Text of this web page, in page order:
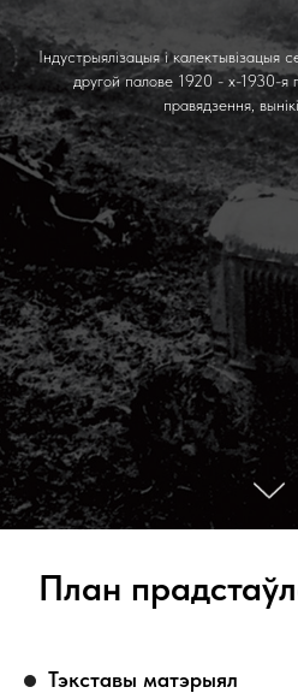
Індустрыялізацыя і
другой палове 1920 - х-1930-я
правядзення,
План
Тэкставы матэрыял